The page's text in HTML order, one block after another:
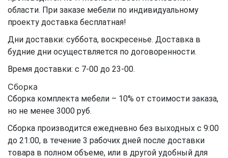
области. При заказе мебели по индивидуальному
проекту доставка бесплатная!
Дни доставки: суббота, воскресенье. Доставка в
будние дни осуществляется по договоренности.
Время доставки: с 7-00 до 23-00.
Сборка
Сборка комплекта мебели – 10% от стоимости заказа,
но не менее 3000 руб.
Сборка производится ежедневно без выходных с 9:00
до 21:00, в течение 3 рабочих дней после доставки
товара в полном объеме, или в другой удобный для